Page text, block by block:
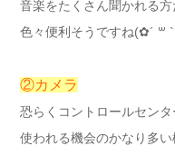
音楽をたくさん聞かれる
色々便利そうですね(✿´ ꒳
②カメラ
恐らくコントロールセンタ
使われる機会のかなり多い